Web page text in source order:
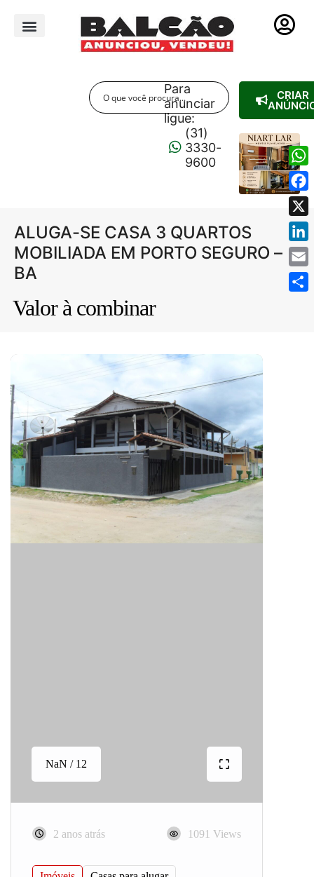
Para
anunciar
ligue:
(31)
3330-
9600
CRIAR
ALUGA-SE CASA 3 QUARTOS
MOBILIADA EM PORTO SEGURO –
BA
Valor à combinar
NaN / 12
2 anos atrás 1091 Views
X